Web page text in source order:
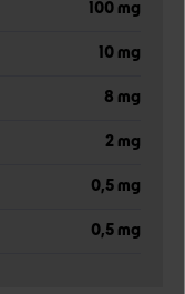
100 mg
10 mg
8 mg
2 mg
0,5 mg
0,5 mg